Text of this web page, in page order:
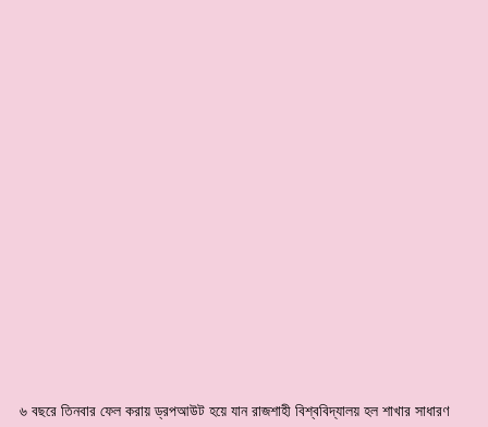
৬ বছরে তিনবার ফেল করায় ড্রপআউট হয়ে যান রাজশাহী বিশ্ববিদ্যালয় হল শাখার সাধারণ